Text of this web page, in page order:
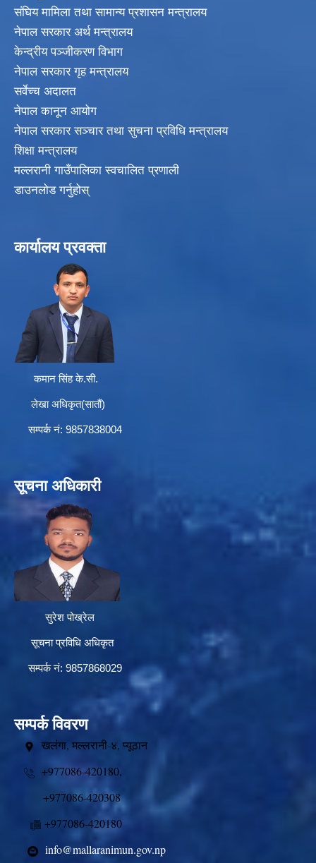
संघिय मामिला तथा सामान्य प्रशासन मन्त्रालय
नेपाल सरकार अर्थ मन्त्रालय
केन्द्रीय पञ्जीकरण विभाग
नेपाल सरकार गृह मन्त्रालय
सर्वेच्च अदालत
नेपाल कानून आयोग
नेपाल सरकार सञ्चार तथा सुचना प्रविधि मन्त्रालय
शिक्षा मन्त्रालय
मल्लरानी गाउँपालिका स्वचालित प्रणाली
डाउनलोड गर्नुहोस्
कार्यालय प्रवक्ता
कमान सिंह के.सी.
लेखा अधिकृत(सातौं)
सम्पर्क न‌ं: 9857838004
सूचना अधिकारी
सुरेश पोख्रेल
सूचना प्रविधि अधिकृत
सम्पर्क नं: 9857868029
सम्पर्क विवरण
खलंगा, मल्लरानी-४, प्यूठान
+977086-420180,
+977086-420308
+977086-420180
info@mallaranimun.gov.np